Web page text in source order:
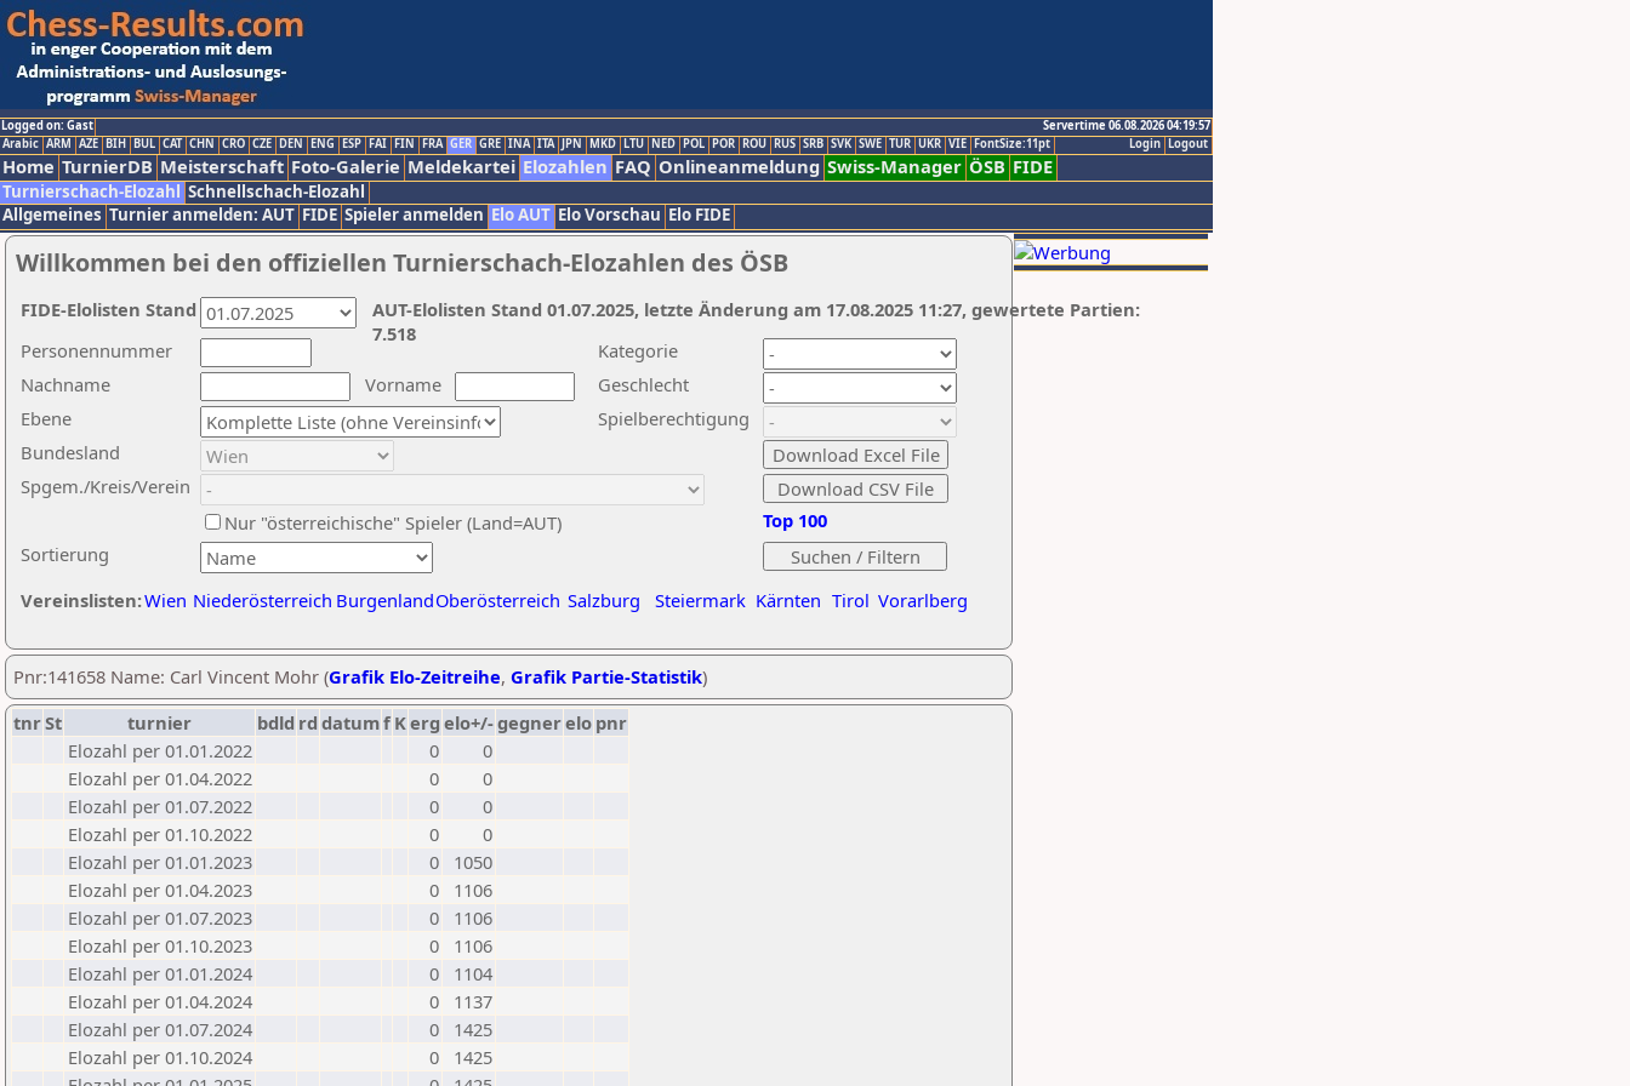
Logged on: Gast
Servertime 06.08.2026 04:19:57
Logout
Login
Arabic ARM AZE BIH BUL CAT CHN CRO CZE DEN ENG ESP FAI FIN FRA GER GRE INA ITA JPN MKD LTU NED POL POR ROU RUS SRB SVK SWE TUR UKR VIE FontSize:11pt
Home TurnierDB Meisterschaft Foto-Galerie Meldekartei Elozahlen FAQ Onlineanmeldung Swiss-Manager ÖSB FIDE
Turnierschach-Elozahl Schnellschach-Elozahl
Allgemeines Turnier anmelden: AUT FIDE Spieler anmelden Elo AUT Elo Vorschau Elo FIDE
Willkommen bei den offiziellen Turnierschach-Elozahlen des ÖSB
Nachname
Vorname
Ebene
Kategorie
Sortierung
Personennummer
Bundesland
Spgem./Kreis/Verein
Geschlecht
Nur "österreichische" Spieler (Land=AUT)
Spielberechtigung
Vereinslisten:Wien Niederösterreich BurgenlandOberösterreich Salzburg Steiermark Kärnten Tirol Vorarlberg
Top 100
AUT-Elolisten Stand 01.07.2025, letzte Änderung am 17.08.2025 11:27, gewertete Partien:
7.518
FIDE-Elolisten Stand
Pnr:141658 Name: Carl Vincent Mohr (Grafik Elo-Zeitreihe, Grafik Partie-Statistik)
tnrSt turnier bdld rd datumf Kerg elo+/-gegnerelo pnr
Elozahl per 01.01.2022
0
0
Elozahl per 01.04.2022
0
0
Elozahl per 01.07.2022
0
0
Elozahl per 01.10.2022
0
0
Elozahl per 01.01.2023
0
1050
Elozahl per 01.04.2023
0
1106
Elozahl per 01.07.2023
0
1106
Elozahl per 01.10.2023
0
1106
Elozahl per 01.01.2024
0
1104
Elozahl per 01.04.2024
0
1137
Elozahl per 01.07.2024
0
1425
Elozahl per 01.10.2024
0
1425